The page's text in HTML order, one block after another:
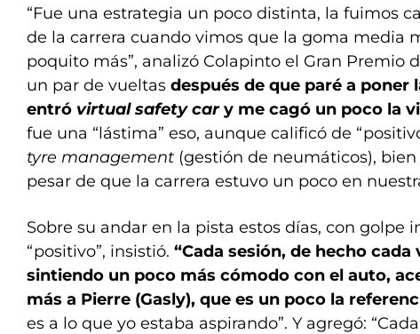
“Fue una estrategia un poco distinta, la fuimos
de la carrera cuando vimos que la goma media
poquito más”, analizó Colapinto el Gran Premio
un par de vueltas después de que paré a poner
entró virtual safety cary me cagó un poco la
fue una “lástima” eso, aunque calificó de
tyre management (gestión de neumáticos), bien
pesar de que la carrera estuvo un poco en
Sobre su andar en la pista estos días, con golpe
“positivo”, insistió. “Cada sesión, de hecho cada
sintiendo un poco más cómodo con el auto,
más a Pierre (Gasly), que es un poco la
es a lo que yo estaba aspirando”. Y agregó: